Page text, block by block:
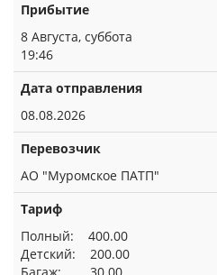
Прибытие
8 Августа, суббота
19:46
Дата отправления
08.08.2026
Перевозчик
АО "Муромское ПАТП"
Тариф
Полный: 400.00
Детский: 200.00